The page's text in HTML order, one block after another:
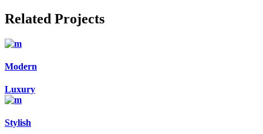
Related Projects
Modern
Luxury
Stylish